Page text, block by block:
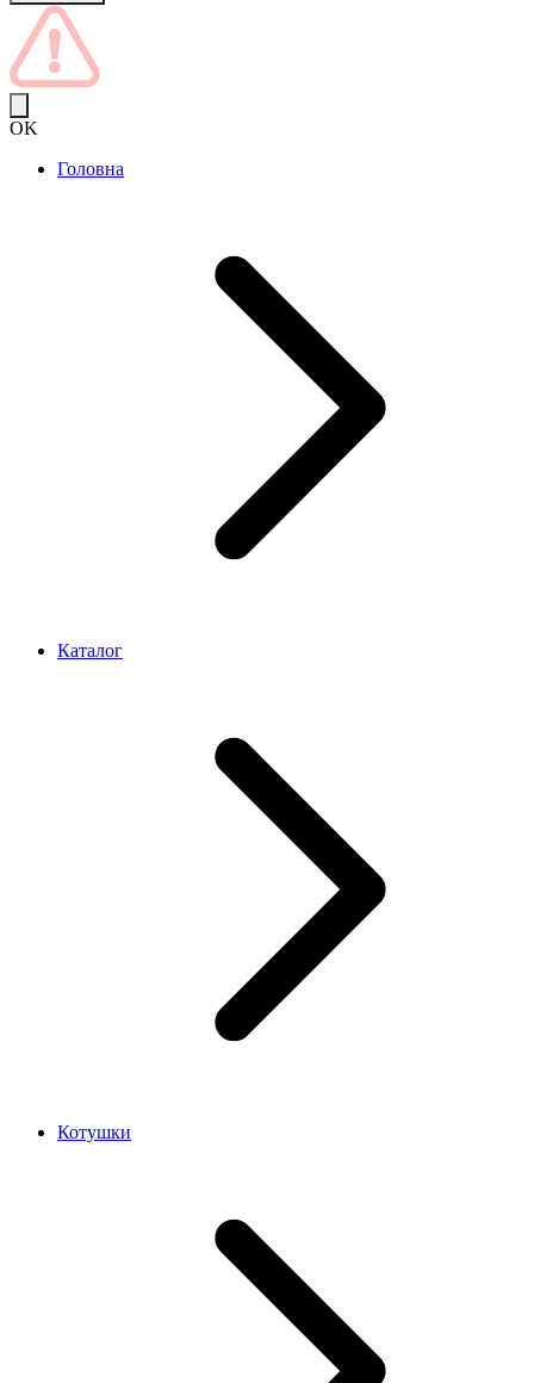
OK
Головна
Каталог
Котушки